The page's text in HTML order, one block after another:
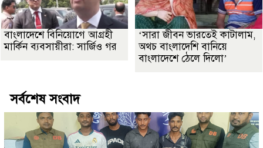
বাংলাদেশে বিনিয়োগে আগ্রহী
মার্কিন ব্যবসায়ীরা: সার্জিও গর
‘সারা জীবন ভারতেই কাটালাম,
অথচ বাংলাদেশি বানিয়ে
বাংলাদেশে ঠেলে দিলো’
সর্বশেষ সংবাদ